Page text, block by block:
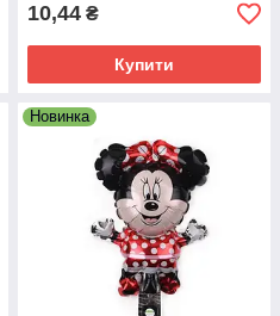
10,44 ₴
Купити
Новинка